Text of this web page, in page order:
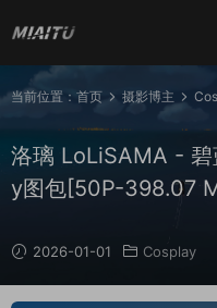
当前位置： 首页 摄影博主
洛璃 LoLiSAMA -
y图包[50P-398.07
2026-01-01 Cosplay